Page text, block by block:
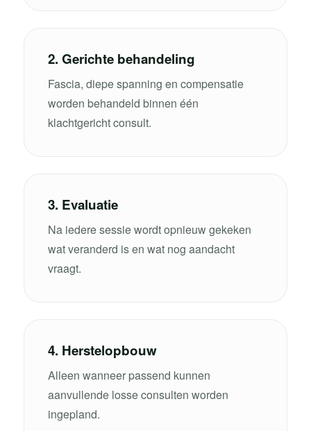
2. Gerichte behandeling
Fascia, diepe spanning en compensatie
worden behandeld binnen één
klachtgericht consult.
3. Evaluatie
Na iedere sessie wordt opnieuw gekeken
wat veranderd is en wat nog aandacht
vraagt.
4. Herstelopbouw
Alleen wanneer passend kunnen
aanvullende losse consulten worden
ingepland.